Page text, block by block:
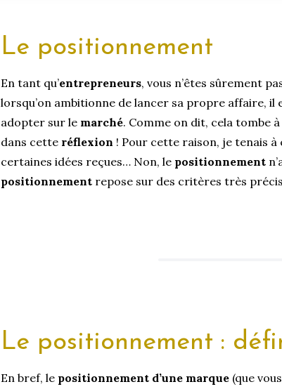
Le positionnement
En tant qu’entrepreneurs, vous n’êtes sûrement
lorsqu’on ambitionne de lancer sa propre affaire, il
adopter sur le marché. Comme on dit, cela tombe
dans cette réflexion ! Pour cette raison, je tenais
certaines idées reçues… Non, le positionnement
positionnement repose sur des critères très
Le positionnement :
En bref, le positionnement d’une marque (que